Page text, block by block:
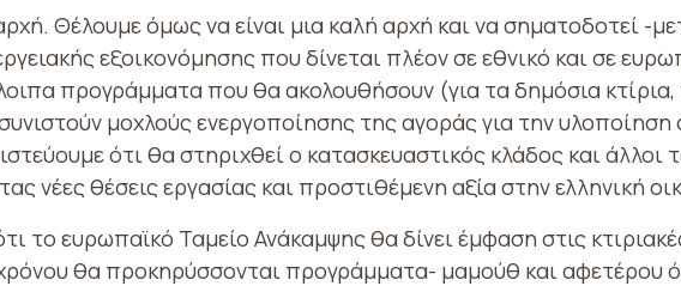
Θέλουμε όμως να είναι μια καλή αρχή και να σηματοδοτεί -
εξοικονόμησης που δίνεται πλέον σε εθνικό και σε
προγράμματα που θα ακολουθήσουν (για τα δημόσια κτίρια,
μοχλούς ενεργοποίησης της αγοράς για την
ότι θα στηριχθεί ο κατασκευαστικός κλάδος και άλλοι
νέες θέσεις εργασίας και προστιθέμενη αξία στην ελληνική
το ευρωπαϊκό Ταμείο Ανάκαμψης θα δίνει έμφαση στις
θα προκηρύσσονται προγράμματα- μαμούθ και αφετέρου